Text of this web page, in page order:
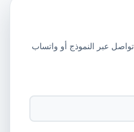
عبر النموذج أو واتساب